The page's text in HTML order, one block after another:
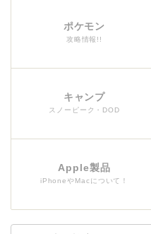
ポケモン
攻略情報!!
キャンプ
スノーピーク・DOD
Apple製品
iPhoneやMacについて！